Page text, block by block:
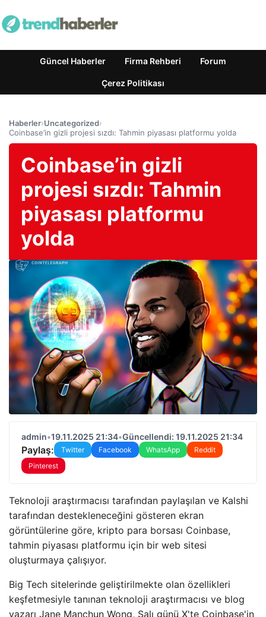
Güncel Haberler Firma Rehberi Forum
Çerez Politikası
Haberler›Uncategorized›
Coinbase’in gizli projesi sızdı: Tahmin piyasası platformu yolda
Coinbase’in gizli
projesi sızdı: Tahmin
piyasası platformu
yolda
admin•19.11.2025 21:34•Güncellendi: 19.11.2025 21:34
Paylaş: Twitter Facebook WhatsApp
Reddit
Pinterest
Teknoloji araştırmacısı tarafından paylaşılan ve Kalshi
tarafından destekleneceğini gösteren ekran
görüntülerine göre, kripto para borsası Coinbase,
tahmin piyasası platformu için bir web sitesi
oluşturmaya çalışıyor.
Big Tech sitelerinde geliştirilmekte olan özellikleri
keşfetmesiyle tanınan teknoloji araştırmacısı ve blog
yazarı Jane Manchun Wong, Salı günü X'te Coinbase'in